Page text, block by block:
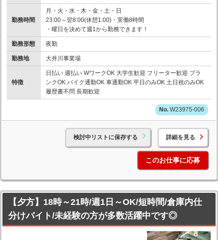
勤務時間
月・火・水・木・金・土・日
23:00～翌8:00(休憩1:00)・実働8時間
・曜日を決めて週1から勤務できます！
勤務形態 夜勤
勤務地 大井川事業場
特徴
日払い 週払い WワークOK 大学生歓迎 フリーター歓迎 ブラ
ンクOK バイク通勤OK 車通勤OK 平日のみOK 土日祝のみOK
履歴書不問 長期歓迎
W23975-006
検討中リストに保存する 詳細を見る
このお仕事に応募
【夕方】18時～21時/週1日～OK/短時間/倉庫内仕
分けバイト/未経験の方が多数活躍中です◎